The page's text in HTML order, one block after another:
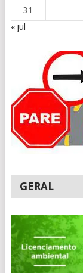
31
« jul
GERAL